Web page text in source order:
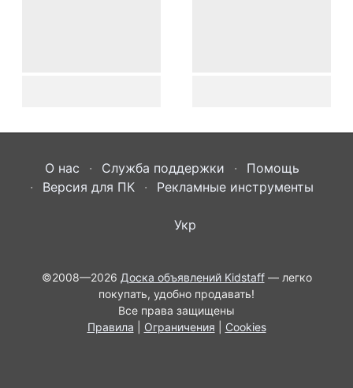
О нас Служба поддержки
Помощь
Версия для ПК
Рекламные инструменты
Укр
©2008—2026 Доска объявлений Kidstaff— легко
покупать, удобно продавать!
Все права защищены
Правила
Ограничения Cookies